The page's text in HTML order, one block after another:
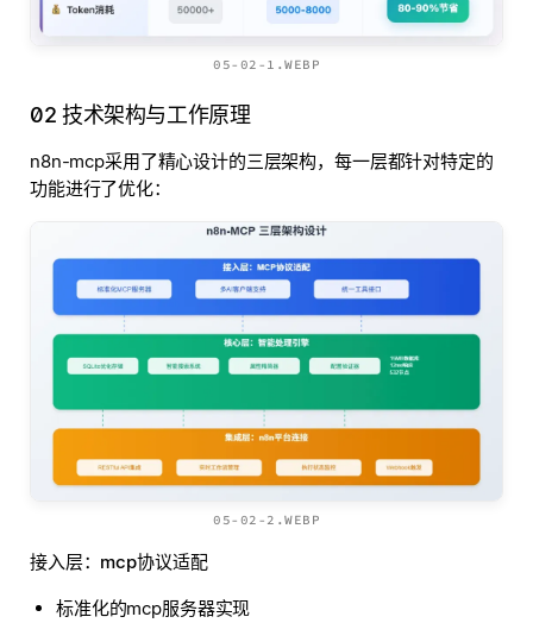
05-02-1.WEBP
02 技术架构与工作原理
n8n-mcp采用了精心设计的三层架构，每一层都针对特定的
功能进行了优化：
05-02-2.WEBP
接入层：mcp协议适配
标准化的mcp服务器实现